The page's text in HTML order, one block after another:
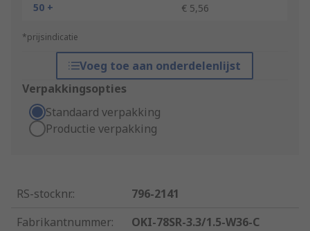
50 +
€ 5,56
*prijsindicatie
Voeg toe aan onderdelenlijst
Verpakkingsopties
Standaard verpakking
Productie verpakking
RS-stocknr.:
796-2141
Fabrikantnummer:
OKI-78SR-3.3/1.5-W36-C